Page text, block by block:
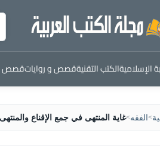
الإسلاميةالكتب التقنيةقصص و رواياتقصص
>الفقه>غاية المنتهى في جمع الإقناع والمنتهى